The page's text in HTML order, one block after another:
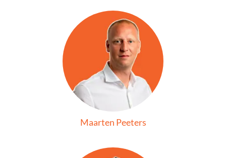
Maarten Peeters